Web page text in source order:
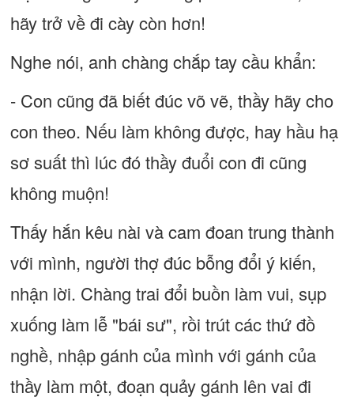
hãy trở về đi cày còn hơn!
Nghe nói, anh chàng chắp tay cầu khẩn:
- Con cũng đã biết đúc võ vẽ, thầy hãy cho
con theo. Nếu làm không được, hay hầu hạ
sơ suất thì lúc đó thầy đuổi con đi cũng
không muộn!
Thấy hắn kêu nài và cam đoan trung thành
với mình, người thợ đúc bỗng đổi ý kiến,
nhận lời. Chàng trai đổi buồn làm vui, sụp
xuống làm lễ "bái sư", rồi trút các thứ đồ
nghề, nhập gánh của mình với gánh của
thầy làm một, đoạn quảy gánh lên vai đi